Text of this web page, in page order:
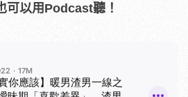
可以用Podcast聽！